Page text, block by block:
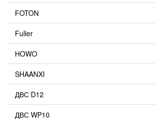
FOTON
Fuller
HOWO
SHAANXI
ДВС D12
ДВС WP10